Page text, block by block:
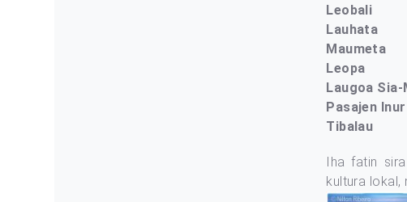
Leobali
Lauhata
Maumeta
Leopa
Laugoa Sia-
Pasajen
Tibalau
Iha fatin
kultura lokal,